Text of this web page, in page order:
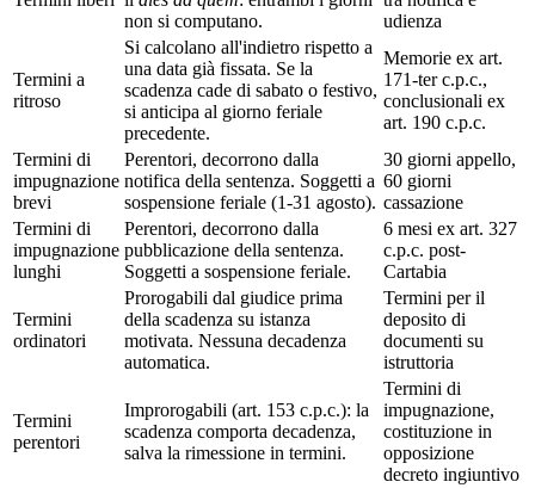
non si computano.
udienza
Termini a
ritroso
Si calcolano all'indietro rispetto a
una data già fissata. Se la
scadenza cade di sabato o festivo,
si anticipa al giorno feriale
precedente.
Memorie ex art.
171-ter c.p.c.,
conclusionali ex
art. 190 c.p.c.
Termini di
impugnazione
brevi
Perentori, decorrono dalla
notifica della sentenza. Soggetti a
sospensione feriale (1-31 agosto).
30 giorni appello,
60 giorni
cassazione
Termini di
impugnazione
lunghi
Perentori, decorrono dalla
pubblicazione della sentenza.
Soggetti a sospensione feriale.
6 mesi ex art. 327
c.p.c. post-
Cartabia
Termini
ordinatori
Prorogabili dal giudice prima
della scadenza su istanza
motivata. Nessuna decadenza
automatica.
Termini per il
deposito di
documenti su
istruttoria
Termini
perentori
Improrogabili (art. 153 c.p.c.): la
scadenza comporta decadenza,
salva la rimessione in termini.
Termini di
impugnazione,
costituzione in
opposizione
decreto ingiuntivo